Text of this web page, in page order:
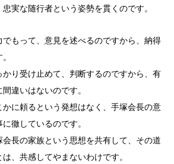
実な随行者という姿勢を貫くのです。
でもって、意見を述べるのですから、納得
り受け止めて、判断するのですから、有
違いはないのです。
に頼るという発想はなく、手塚会長の意
徹しているのです。
長の家族という思想を共有して、その道
、共感してやまないわけです。